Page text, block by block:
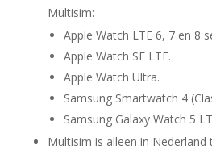
Multisim:
Apple Watch LTE 6, 7 en 8
Apple Watch SE LTE.
Apple Watch Ultra.
Samsung Smartwatch 4
Samsung Galaxy Watch 5
Multisim is alleen in Nederland